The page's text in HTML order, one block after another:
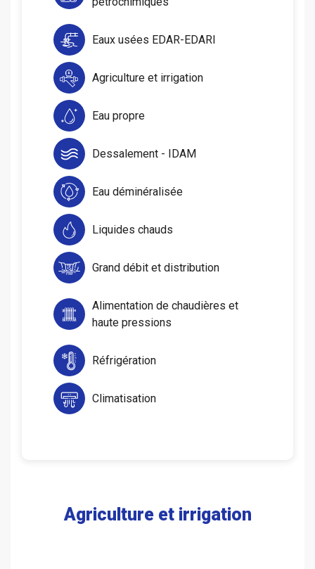
Eaux usées EDAR-EDARI
Agriculture et irrigation
Eau propre
Dessalement - IDAM
Eau déminéralisée
Liquides chauds
Grand débit et distribution
Alimentation de chaudières et
haute pressions
Réfrigération
Climatisation
Agriculture et irrigation